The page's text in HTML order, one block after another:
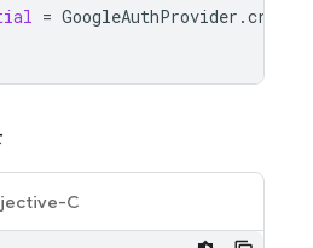
= GoogleAuthProvider .
C